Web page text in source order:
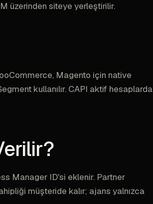
üzerinden siteye yerleştirilir.
Magento için native
kullanılır. CAPI aktif hesaplarda
Manager ID'si eklenir. Partner
müşteride kalır; ajans yalnızca